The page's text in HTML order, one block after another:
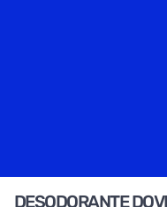
DESODORANTE